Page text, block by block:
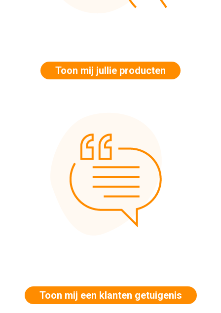
Toon mij jullie producten
Toon mij een klanten getuigenis